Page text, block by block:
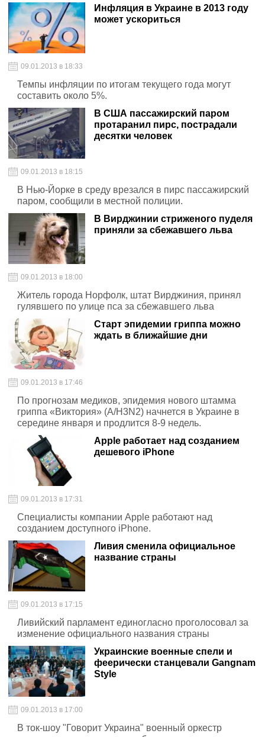
Инфляция в Украине в 2013 году
может ускориться
09.01.2013 в 18:33
Темпы инфляции по итогам текущего года могут
составить около 5%.
В США пассажирский паром
протаранил пирс, пострадали
десятки человек
09.01.2013 в 18:15
В Нью-Йорке в среду врезался в пирс пассажирский
паром, сообщили в местной полиции.
В Вирджинии стриженого пуделя
приняли за сбежавшего льва
09.01.2013 в 18:00
Житель города Норфолк, штат Вирджиния, принял
гулявшего по улице пса за сбежавшего льва
Старт эпидемии гриппа можно
ждать в ближайшие дни
09.01.2013 в 17:46
По прогнозам медиков, эпидемия нового штамма
гриппа «Виктория» (А/H3N2) начнется в Украине в
середине января и продлится 8-9 недель.
Apple работает над созданием
дешевого iPhone
09.01.2013 в 17:31
Специалисты компании Apple работают над
созданием доступного iPhone.
Ливия сменила официальное
название страны
09.01.2013 в 17:15
Ливийский парламент единогласно проголосовал за
изменение официального названия страны
Украинские военные спели и
феерически станцевали Gangnam
Style
09.01.2013 в 17:00
В ток-шоу "Говорит Украина" военный оркестр